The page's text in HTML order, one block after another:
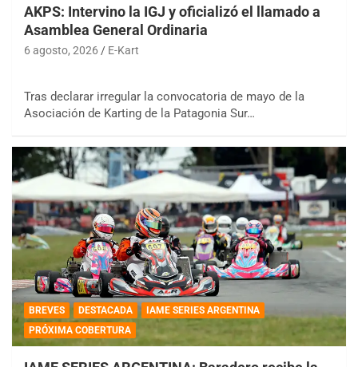
AKPS: Intervino la IGJ y oficializó el llamado a
Asamblea General Ordinaria
6 agosto, 2026 E-Kart
Tras declarar irregular la convocatoria de mayo de la
Asociación de Karting de la Patagonia Sur…
BREVES DESTACADA
IAME SERIES ARGENTINA
PRÓXIMA COBERTURA